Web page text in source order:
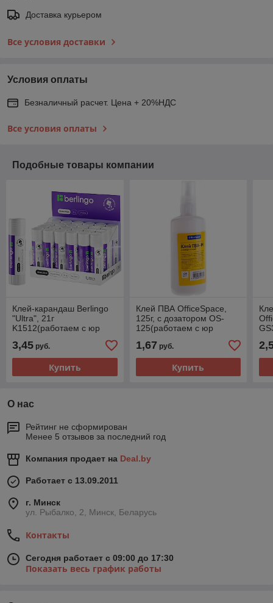
Доставка курьером
Все условия доставки
Условия оплаты
Безналичный расчет. Цена + 20%НДС
Все условия оплаты
Подобные товары компании
Клей-карандаш Berlingo
"Ultra", 21г
K1512(работаем с юр
3,45 руб.
Купить
Клей ПВА OfficeSpace,
125г, с дозатором OS-
125(работаем с юр
1,67 руб.
Купить
О нас
Рейтинг не сформирован
Менее 5 отзывов за последний год
Компания продает на Deal.by
Работает с 13.09.2011
г. Минск
ул. Рыбалко, 2, Минск, Беларусь
Контакты
Сегодня работает с 09:00 до 17:30
Показать весь график работы